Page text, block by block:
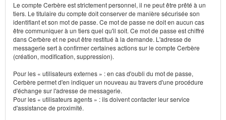
Le compte Cerbère est strictement personnel, il ne peut être prêté à un
tiers. Le titulaire du compte doit conserver de manière sécurisée son
identifiant et son mot de passe. Ce mot de passe ne doit en aucun cas
être communiquer à un tiers quel qu'il soit. Ce mot de passe est chiffré
dans Cerbère et ne peut être restitué à la demande. L'adresse de
messagerie sert à confirmer certaines actions sur le compte Cerbère
(création, modification, suppression).
Pour les « utilisateurs externes » : en cas d'oubli du mot de passe,
Cerbère permet d'en indiquer un nouveau au travers d'une procédure
d'échange sur l'adresse de messagerie.
Pour les « utilisateurs agents » : ils doivent contacter leur service
d'assistance de proximité.